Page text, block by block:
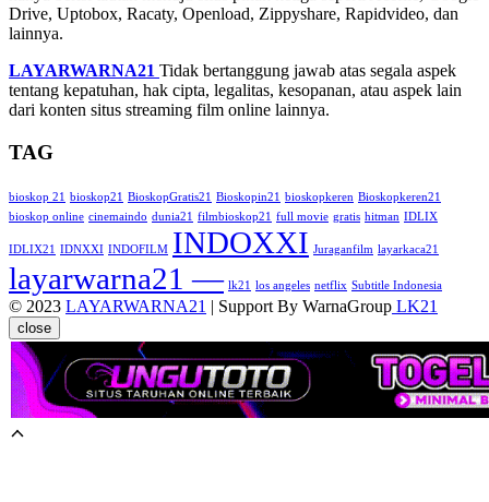
Drive, Uptobox, Racaty, Openload, Zippyshare, Rapidvideo, dan
lainnya.
LAYARWARNA21 Tidak bertanggung jawab atas segala aspek
tentang kepatuhan, hak cipta, legalitas, kesopanan, atau aspek lain
dari konten situs streaming film online lainnya.
TAG
bioskop 21 bioskop21 BioskopGratis21 Bioskopin21 bioskopkeren Bioskopkeren21
bioskop online cinemaindo dunia21 filmbioskop21 full movie gratis hitman IDLIX
IDLIX21 IDNXXI INDOFILM INDOXXI Juraganfilm layarkaca21
layarwarna21 — lk21 los angeles netflix Subtitle Indonesia
© 2023 LAYARWARNA21 | Support By WarnaGroup LK21
close